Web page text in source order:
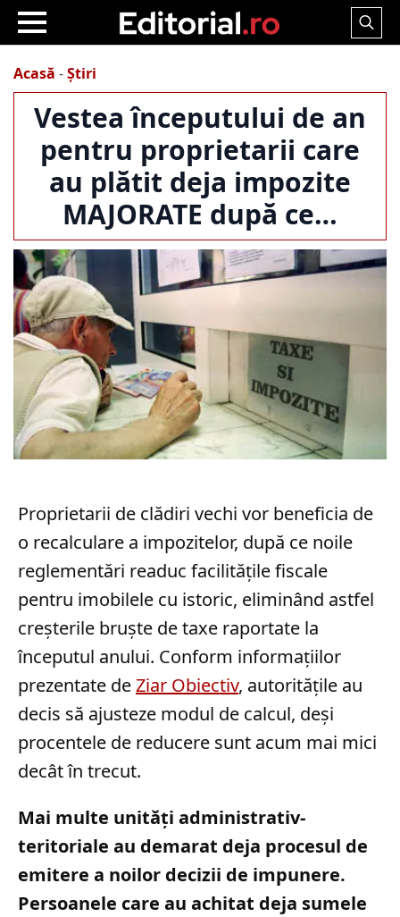
Search
Acasă -Știri
Vestea începutului de an
pentru proprietarii care
au plătit deja impozite
MAJORATE după ce…
Proprietarii de clădiri vechi vor beneficia de
o recalculare a impozitelor, după ce noile
reglementări readuc facilitățile fiscale
pentru imobilele cu istoric, eliminând astfel
creșterile bruște de taxe raportate la
începutul anului. Conform informațiilor
prezentate deZiar Obiectiv, autoritățile au
decis să ajusteze modul de calcul, deși
procentele de reducere sunt acum mai mici
decât în trecut.
Mai multe unități administrativ-
teritoriale au demarat deja procesul de
emitere a noilor decizii de impunere.
Persoanele care au achitat deja sumele